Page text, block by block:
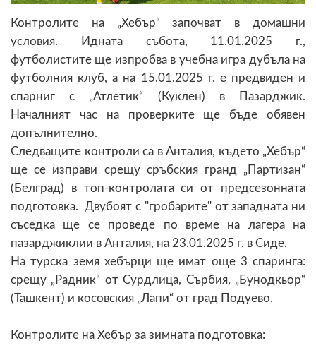
Контролите на „Хебър“ започват в домашни
условия. Идната събота, 11.01.2025 г.,
футболистите ще изпробва в учебна игра дубъла на
футболния клуб, а на 15.01.2025 г. е предвиден и
спарниг с „Атлетик“ (Куклен) в Пазарджик.
Началният час на проверките ще бъде обявен
допълнително.
Следващите контроли са в Анталия, където „Хебър“
ще се изправи срещу сръбския гранд „Партизан“
(Белград) в топ-контролата си от предсезонната
подготовка. Двубоят с "гробарите" от западната ни
съседка ще се проведе по време на лагера на
пазарджиклии в Анталия, на 23.01.2025 г. в Сиде.
На турска земя хебърци ще имат още 3 спаринга:
срещу „Радник“ от Сурдлица, Сърбия, „Бунодкьор“
(Ташкент) и косовския „Лапи“ от град Подуево.
Контролите на Хебър за зимната подготовка: